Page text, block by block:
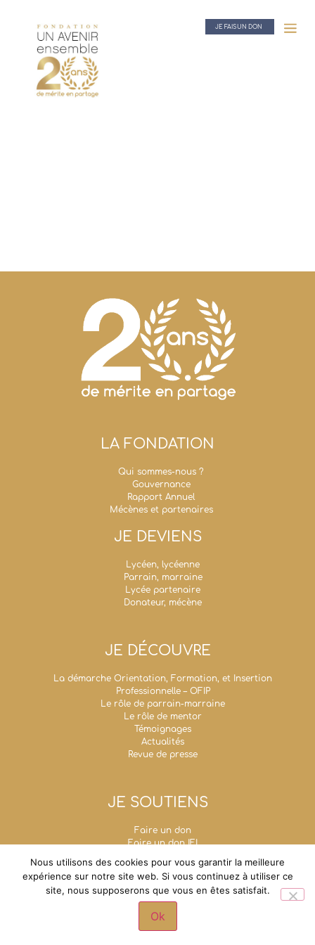
JE FAIS UN DON
LA FONDATION
Qui sommes-nous ?
Gouvernance
Rapport Annuel
Mécènes et partenaires
JE DEVIENS
Lycéen, lycéenne
Parrain, marraine
Lycée partenaire
Donateur, mécène
JE DÉCOUVRE
La démarche Orientation, Formation, et Insertion
Professionnelle – OFIP
Le rôle de parrain-marraine
Le rôle de mentor
Témoignages
Actualités
Revue de presse
JE SOUTIENS
Faire un don
Faire un don IFI
Mécénat d’entreprise
Legs, donations et assurances-vie
Fondation Un Avenir Ensemble
Grande chancellerie de la Légion d'honneur - 1,
rue de Solférino - 75007 Paris
Nous utilisons des cookies pour vous garantir la meilleure
expérience sur notre site web. Si vous continuez à utiliser ce
site, nous supposerons que vous en êtes satisfait.
Ok